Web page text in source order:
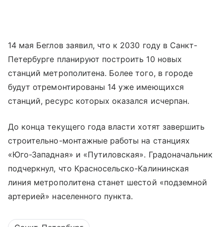
14 мая Беглов заявил, что к 2030 году в Санкт-
Петербурге планируют построить 10 новых
станций метрополитена. Более того, в городе
будут отремонтированы 14 уже имеющихся
станций, ресурс которых оказался исчерпан.
До конца текущего года власти хотят завершить
строительно-монтажные работы на станциях
«Юго-Западная» и «Путиловская». Градоначальник
подчеркнул, что Красносельско-Калининская
линия метрополитена станет шестой «подземной
артерией» населенного пункта.